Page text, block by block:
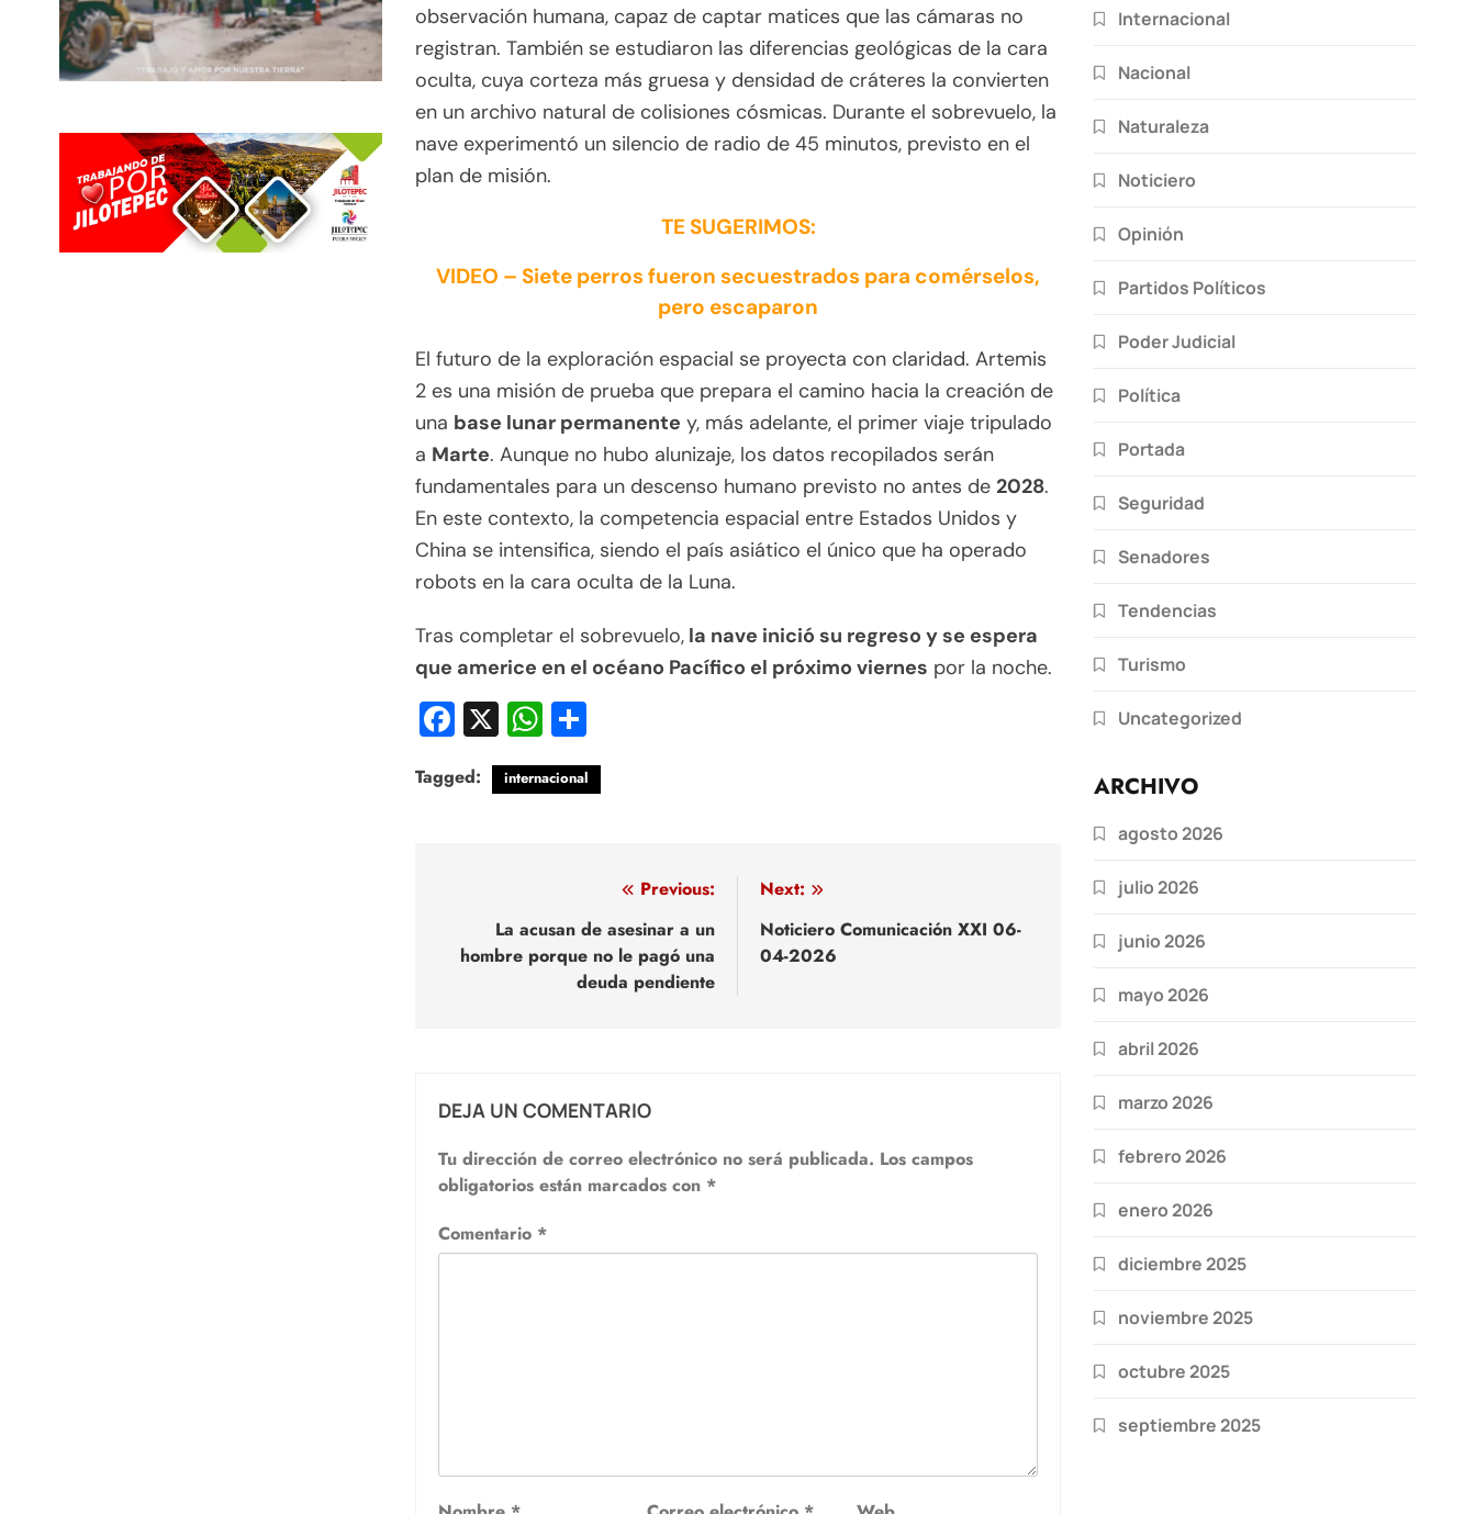
observación humana, capaz de captar matices que las cámaras no
registran. También se estudiaron las diferencias geológicas de la cara
oculta, cuya corteza más gruesa y densidad de cráteres la convierten
en un archivo natural de colisiones cósmicas. Durante el sobrevuelo, la
nave experimentó un silencio de radio de 45 minutos, previsto en el
plan de misión.
TE SUGERIMOS:
VIDEO – Siete perros fueron secuestrados para comérselos,
pero escaparon
El futuro de la exploración espacial se proyecta con claridad. Artemis
2 es una misión de prueba que prepara el camino hacia la creación de
una base lunar permanente y, más adelante, el primer viaje tripulado
a Marte. Aunque no hubo alunizaje, los datos recopilados serán
fundamentales para un descenso humano previsto no antes de 2028.
En este contexto, la competencia espacial entre Estados Unidos y
China se intensifica, siendo el país asiático el único que ha operado
robots en la cara oculta de la Luna.
Tras completar el sobrevuelo, la nave inició su regreso y se espera
que americe en el océano Pacífico el próximo viernes por la noche.
Facebook
X WhatsApp
Tagged: internacional
entradas
Previous:
La acusan de asesinar a un
hombre porque no le pagó una
deuda pendiente
Next:
Noticiero Comunicación XXI 06-
04-2026
DEJA UN COMENTARIO
Tu dirección de correo electrónico no será publicada. Los campos
obligatorios están marcados con *
Comentario *
Internacional
Nacional
Naturaleza
Noticiero
Opinión
Partidos Políticos
Poder Judicial
Política
Portada
Seguridad
Senadores
Tendencias
Turismo
Uncategorized
ARCHIVO
agosto 2026
julio 2026
junio 2026
mayo 2026
abril 2026
marzo 2026
febrero 2026
enero 2026
diciembre 2025
noviembre 2025
octubre 2025
septiembre 2025